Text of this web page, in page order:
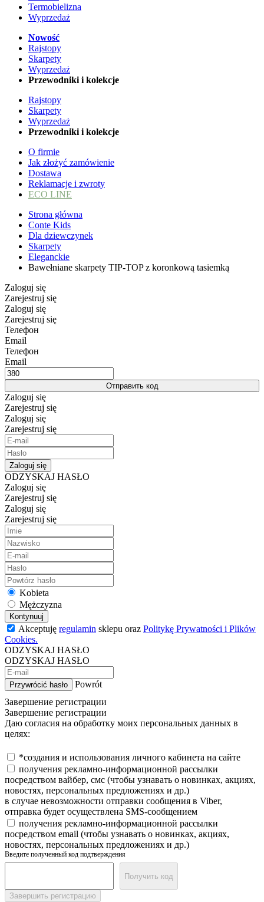
Termobielizna
Wyprzedaż
Nowość
Rajstopy
Skarpety
Wyprzedaż
Przewodniki i kolekcje
Rajstopy
Skarpety
Wyprzedaż
Przewodniki i kolekcje
O firmie
Jak złożyć zamówienie
Dostawa
Reklamacje i zwroty
ECO LINE
Strona główna
Conte Kids
Dla dziewczynek
Skarpety
Eleganckie
Bawełniane skarpety TIP-TOP z koronkową tasiemką
Zaloguj się
Zarejestruj się
Zaloguj się
Zarejestruj się
Телефон
Email
Телефон
Email
Отправить код
Zaloguj się
Zarejestruj się
Zaloguj się
Zarejestruj się
Zaloguj się
ODZYSKAJ HASŁO
Zaloguj się
Zarejestruj się
Zaloguj się
Zarejestruj się
Kobieta
Mężczyzna
Kontynuuj
Akceptuję regulamin sklepu oraz Politykę Prywatności i Plików
Cookies.
ODZYSKAJ HASŁO
ODZYSKAJ HASŁO
Przywrócić hasło
Powrót
Завершение регистрации
Завершение регистрации
Даю согласия на обработку моих персональных данных в
целях:
*создания и использования личного кабинета на сайте
получения рекламно-информационной рассылки
посредством вайбер, смс (чтобы узнавать о новинках, акциях,
новостях, персональных предложениях и др.)
в случае невозможности отправки сообщения в Viber,
отправка будет осуществлена SMS-сообщением
получения рекламно-информационной рассылки
посредством email (чтобы узнавать о новинках, акциях,
новостях, персональных предложениях и др.)
Введите полученный код подтверждения
Получить код
Завершить регистрацию